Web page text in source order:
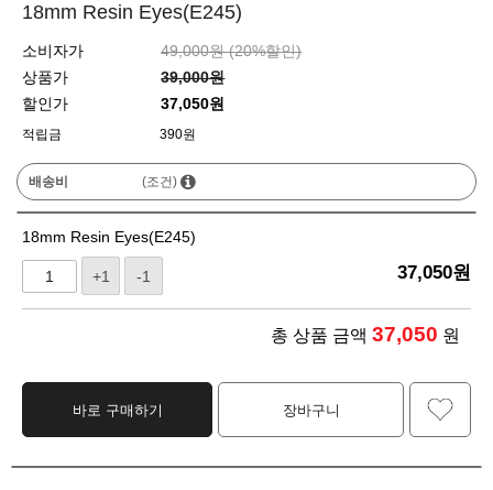
18mm Resin Eyes(E245)
소비자가 49,000원 (20%할인)
상품가
39,000원
할인가
37,050원
적립금 390원
배송비 (조건)
18mm Resin Eyes(E245)
+1 -1 37,050원
총 상품 금액 37,050 원
바로 구매하기 장바구니